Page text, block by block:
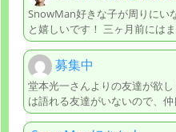
SnowMan好きな子が周りにい
と嬉しいです！ 三ヶ月前には
募集中
堂本光一さんよりの友達が欲
は語れる友達がいないので、